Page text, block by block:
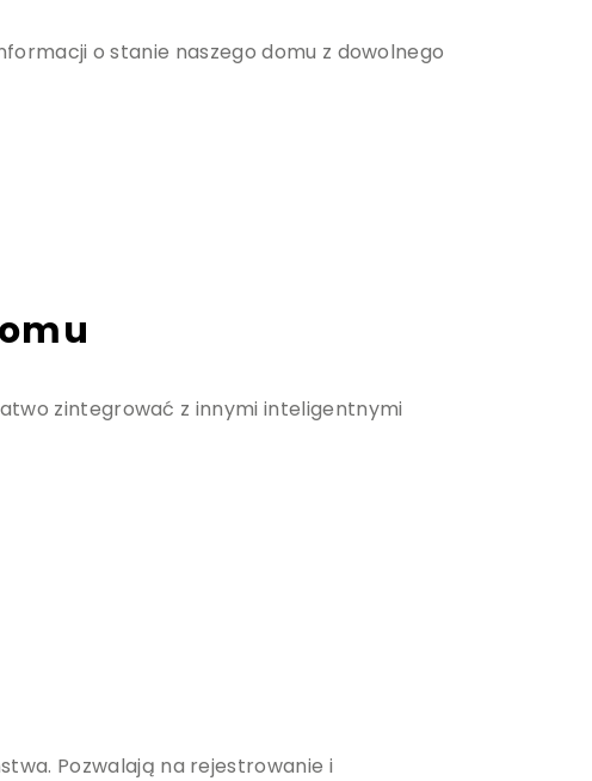
o stanie naszego domu z dowolnego
zintegrować z innymi inteligentnymi
Pozwalają na rejestrowanie i